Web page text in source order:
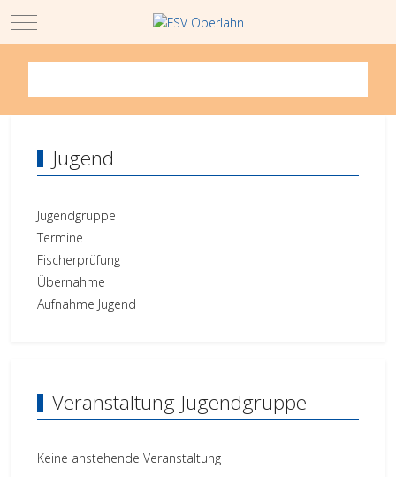
Mobile Menu Toggle
Jugend
Jugendgruppe
Termine
Fischerprüfung
Übernahme
Aufnahme Jugend
Veranstaltung Jugendgruppe
Keine anstehende Veranstaltung